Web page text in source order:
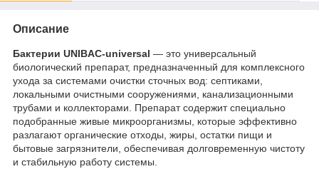
Описание
Бактерии UNIBAC-universal — это универсальный
биологический препарат, предназначенный для комплексного
ухода за системами очистки сточных вод: септиками,
локальными очистными сооружениями, канализационными
трубами и коллекторами. Препарат содержит специально
подобранные живые микроорганизмы, которые эффективно
разлагают органические отходы, жиры, остатки пищи и
бытовые загрязнители, обеспечивая долговременную чистоту
и стабильную работу системы.